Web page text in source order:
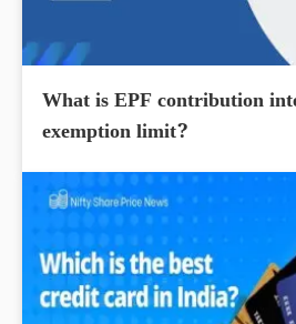
What is EPF contribution
exemption limit?